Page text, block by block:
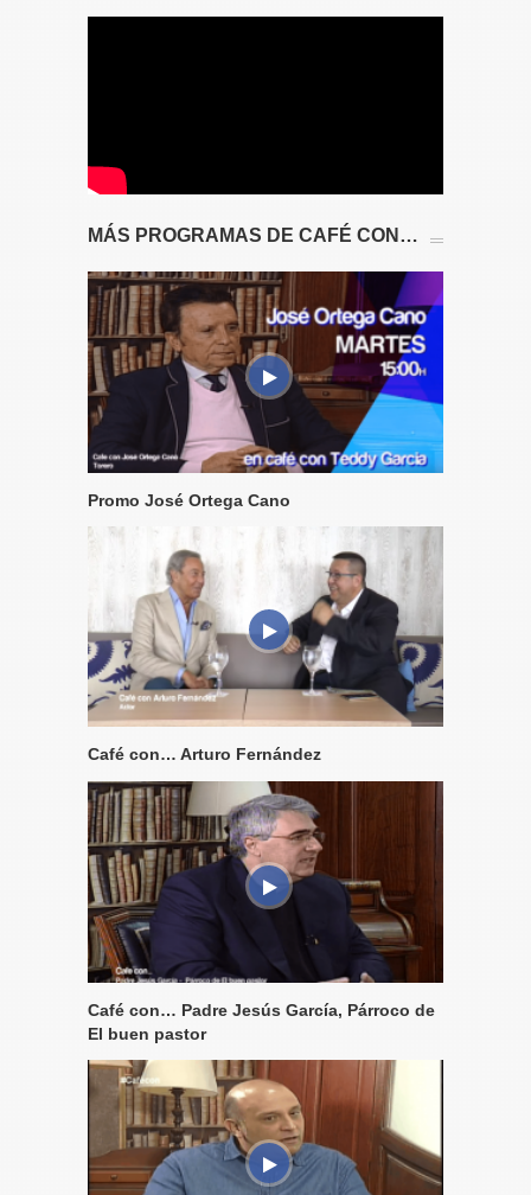
MÁS PROGRAMAS DE CAFÉ CON…
Promo José Ortega Cano
Café con… Arturo Fernández
Café con… Padre Jesús García, Párroco de
El buen pastor